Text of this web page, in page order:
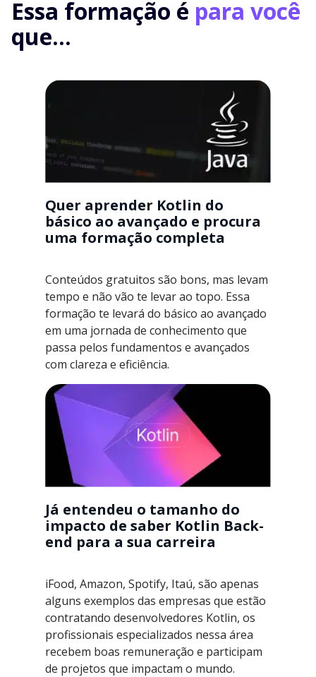
Essa formação é para você
que...
Quer aprender Kotlin do
básico ao avançado e procura
uma formação completa
Conteúdos gratuitos são bons, mas levam
tempo e não vão te levar ao topo. Essa
formação te levará do básico ao avançado
em uma jornada de conhecimento que
passa pelos fundamentos e avançados
com clareza e eficiência.
Já entendeu o tamanho do
impacto de saber Kotlin Back-
end para a sua carreira
iFood, Amazon, Spotify, Itaú, são apenas
alguns exemplos das empresas que estão
contratando desenvolvedores Kotlin, os
profissionais especializados nessa área
recebem boas remuneração e participam
de projetos que impactam o mundo.